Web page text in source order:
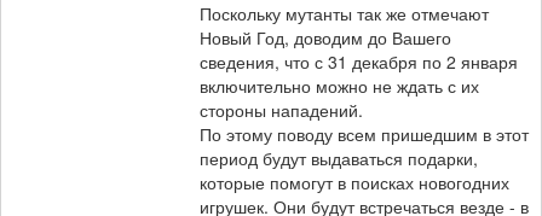
Поскольку мутанты так же отмечают
Новый Год, доводим до Вашего
сведения, что с 31 декабря по 2 января
включительно можно не ждать с их
стороны нападений.
По этому поводу всем пришедшим в этот
период будут выдаваться подарки,
которые помогут в поисках новогодних
игрушек. Они будут встречаться везде - в